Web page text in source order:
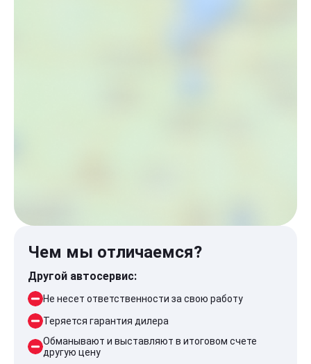
Чем мы отличаемся?
Другой автосервис:
Не несет ответственности за свою работу
Теряется гарантия дилера
Обманывают и выставляют в итоговом счете
другую цену